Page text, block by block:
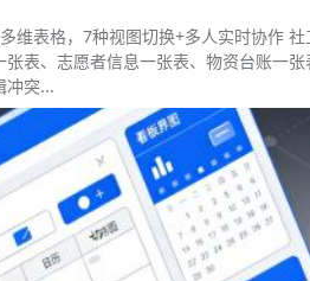
维表格，7种视图切换+多人实时协作
张表、志愿者信息一张表、物资台账一
冲突...